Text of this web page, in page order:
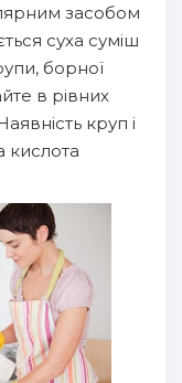
засобом
суха суміш
борної
в рівних
круп і
кислота